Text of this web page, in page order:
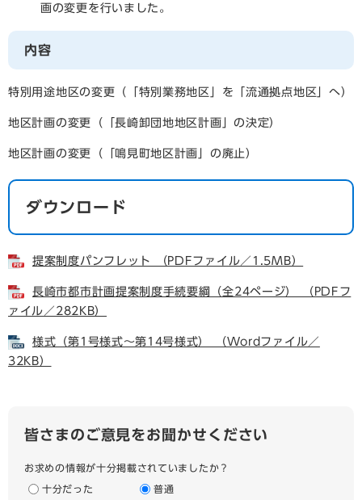
画の変更を行いました。
内容
特別用途地区の変更（「特別業務地区」を「流通拠点地区」へ）
地区計画の変更（「長崎卸団地地区計画」の決定）
地区計画の変更（「鳴見町地区計画」の廃止）
ダウンロード
提案制度パンフレット （PDFファイル／1.5MB）
長崎市都市計画提案制度手続要綱（全24ページ） （PDFフ
ァイル／282KB）
様式（第1号様式～第14号様式） （Wordファイル／
32KB）
皆さまのご意見をお聞かせください
お求めの情報が十分掲載されていましたか？
十分だった
普通